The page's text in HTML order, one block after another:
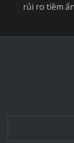
rủi ro tiềm ẩn